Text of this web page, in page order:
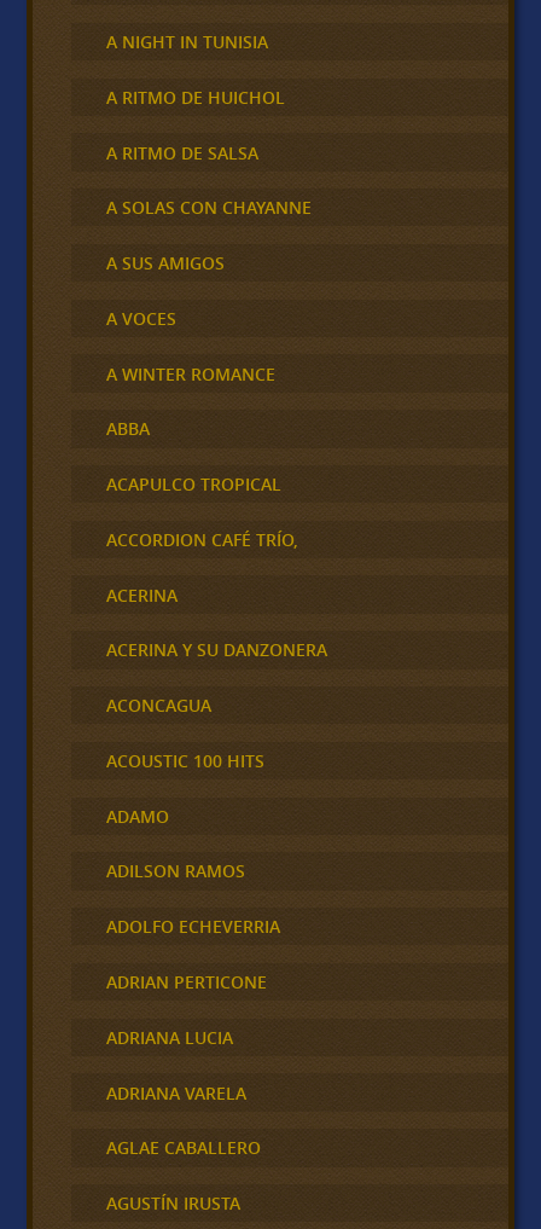
A NIGHT IN TUNISIA
A RITMO DE HUICHOL
A RITMO DE SALSA
A SOLAS CON CHAYANNE
A SUS AMIGOS
A VOCES
A WINTER ROMANCE
ABBA
ACAPULCO TROPICAL
ACCORDION CAFÉ TRÍO,
ACERINA
ACERINA Y SU DANZONERA
ACONCAGUA
ACOUSTIC 100 HITS
ADAMO
ADILSON RAMOS
ADOLFO ECHEVERRIA
ADRIAN PERTICONE
ADRIANA LUCIA
ADRIANA VARELA
AGLAE CABALLERO
AGUSTÍN IRUSTA